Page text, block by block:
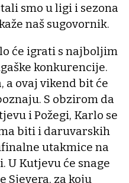
smo u ligi i sezona
naš sugovornik.
će igrati s najboljim
konkurencije.
a ovaj vikend bit će
S obzirom da
i Požegi, Karlo se
biti i daruvarskih
utakmice na
U Kutjevu će snage
za koju